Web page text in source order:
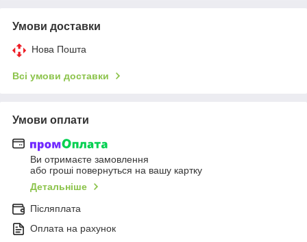
Умови доставки
Нова Пошта
Всі умови доставки
Умови оплати
Ви отримаєте замовлення
або гроші повернуться на вашу картку
Детальніше
Післяплата
Оплата на рахунок